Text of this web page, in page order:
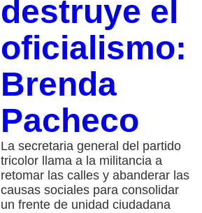
destruye el
oficialismo:
Brenda
Pacheco
La secretaria general del partido
tricolor llama a la militancia a
retomar las calles y abanderar las
causas sociales para consolidar
un frente de unidad ciudadana